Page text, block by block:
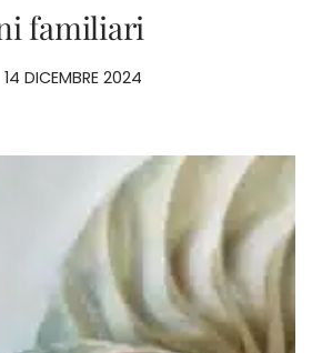
familiari
14 DICEMBRE 2024